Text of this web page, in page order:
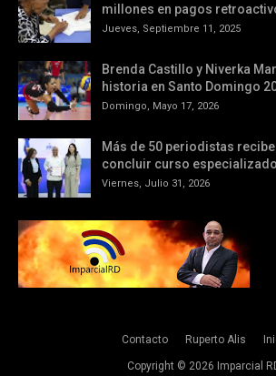
millones en pagos
Jueves, Septiembre 11, 2025
Brenda Castillo y Niverka
historia en Santo Domingo
Domingo, Mayo 17, 2026
Más de 50 periodistas
concluir curso especializado
Viernes, Julio 31, 2026
Contacto Ruperto Alis
Copyright © 2026 Imparcial